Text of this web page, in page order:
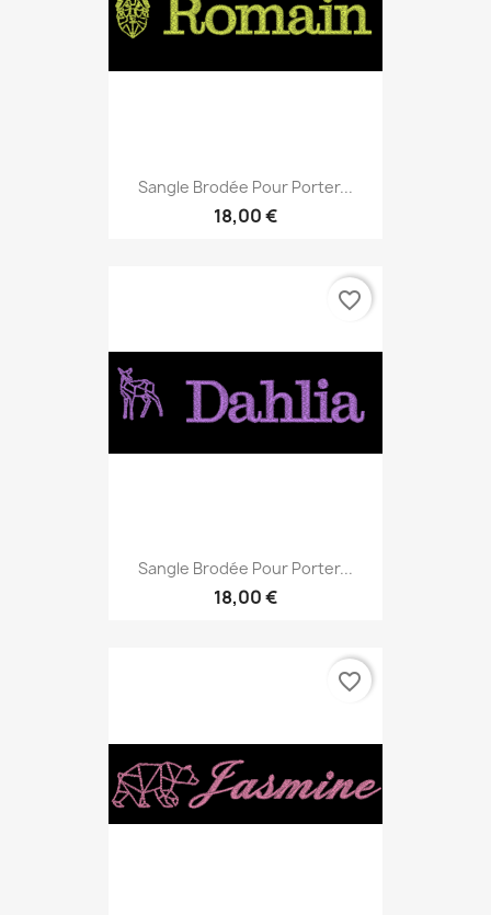
Sangle Brodée Pour Porter...
18,00 €
Sangle Brodée Pour Porter...
18,00 €
favorite_border
favorite_border